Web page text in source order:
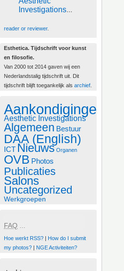
Investigations...
reader or reviewer.
Esthetica. Tijdschrift voor kunst
en filosofie.
Van 2000 tot 2014 gaven wij een
Nederlandstalig tijdschrift uit. Dit
tijdschrift blijft toegankelijk als archief
Aankondigingen
Aesthetic Investigations
Algemeen Bestuur
DAA (English)
ICT Nieuws Organen
OVB Photos
Publicaties
Salons
Uncategorized
Werkgroepen
FAQ ...
Hoe werkt RSS?
How do I submit
my photos?
NGE Activiteiten?